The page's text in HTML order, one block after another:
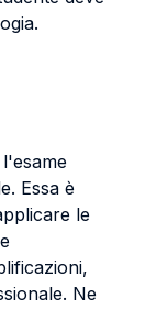
Essa è
le
Ne